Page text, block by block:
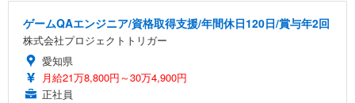
ゲームQAエンジニア/資格取得支援/年間休日120日/賞与年2回
株式会社プロジェクトトリガー
愛知県
月給21万8,800円～30万4,900円
正社員